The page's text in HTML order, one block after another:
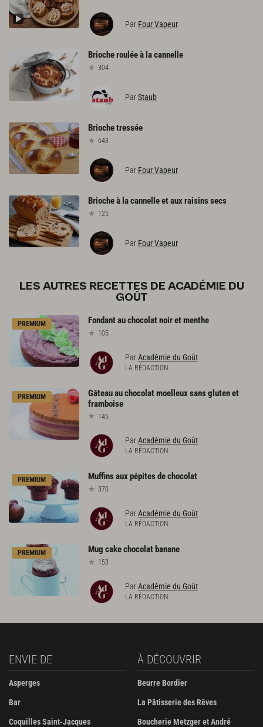
Par Four Vapeur
Briocherouléeà lacannelle
304
ParStaub
Briochetressée
643
Par Four Vapeur
Briocheà lacannelleetauxraisinssecs
125
Par Four Vapeur
LES AUTRES RECETTES DE ACADÉMIE DU
GOÛT
PREMIUM Fondantauchocolatnoiretmenthe
105
ParAcadémie du Goût
LA RÉDACTION
PREMIUM Gâteauauchocolatmoelleuxsansglutenet
framboise
145
ParAcadémie du Goût
LA RÉDACTION
PREMIUM Muffinsauxpépitesdechocolat
370
ParAcadémie du Goût
LA RÉDACTION
PREMIUM Mug cakechocolat banane
153
ParAcadémie du Goût
LA RÉDACTION
ENVIE DE
Asperges
Bar
Coquilles Saint-Jacques
À DÉCOUVRIR
Beurre Bordier
La Pâtisserie des Rêves
Boucherie Metzger et André